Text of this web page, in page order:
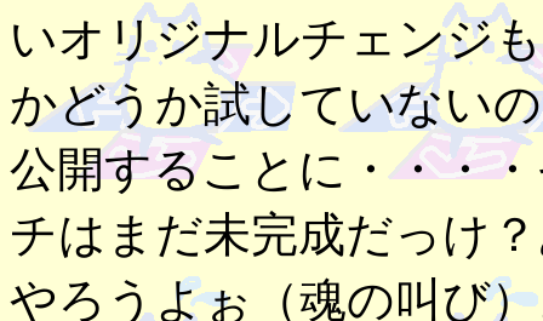
いオリジナルチェンジ
かどうか試していない
公開することに・・・
チはまだ未完成だっけ
やろうよぉ（魂の叫び